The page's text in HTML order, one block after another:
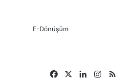
E-Dönüşüm
FacebookLinkedIn